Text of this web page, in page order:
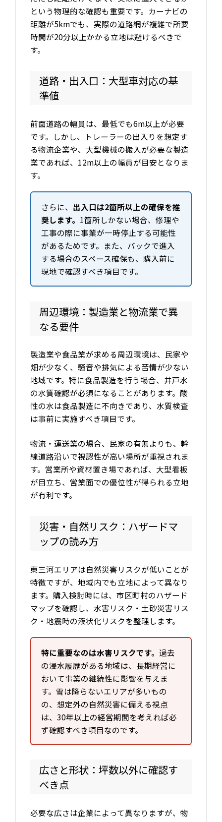
という物理的な確認も重要です。カーナビの
距離が5kmでも、実際の道路網が複雑で所要
時間が20分以上かかる立地は避けるべきで
す。
道路・出入口：大型車対応の基
準値
前面道路の幅員は、最低でも6m以上が必要
です。しかし、トレーラーの出入りを想定す
る物流企業や、大型機械の搬入が必要な製造
業であれば、12m以上の幅員が目安となりま
す。
さらに、 出入口は2箇所以上の確保を推
奨します。 1箇所しかない場合、修理や
工事の際に事業が一時停止する可能性
があるためです。また、バックで進入
する場合のスペース確保も、購入前に
現地で確認すべき項目です。
周辺環境：製造業と物流業で異
なる要件
製造業や食品業が求める周辺環境は、民家や
畑が少なく、騒音や排気による苦情が少ない
地域です。特に食品製造を行う場合、井戸水
の水質確認が必須になることがあります。酸
性の水は食品製造に不向きであり、水質検査
は事前に実施すべき項目です。
物流・運送業の場合、民家の有無よりも、幹
線道路沿いで視認性が高い場所が重視されま
す。営業所や資材置き場であれば、大型看板
が目立ち、営業面での優位性が得られる立地
が有利です。
災害・自然リスク：ハザードマ
ップの読み方
東三河エリアは自然災害リスクが低いことが
特徴ですが、地域内でも立地によって異なり
ます。購入検討時には、市区町村のハザード
マップを確認し、水害リスク・土砂災害リス
ク・地震時の液状化リスクを整理します。
特に重要なのは水害リスクです。 過去
の浸水履歴がある地域は、長期経営に
おいて事業の継続性に影響を与えま
す。雪は降らないエリアが多いもの
の、想定外の自然災害に備える視点
は、30年以上の経営期間を考えれば必
ず確認すべき項目なのです。
広さと形状：坪数以外に確認す
べき点
必要な広さは企業によって異なりますが、物